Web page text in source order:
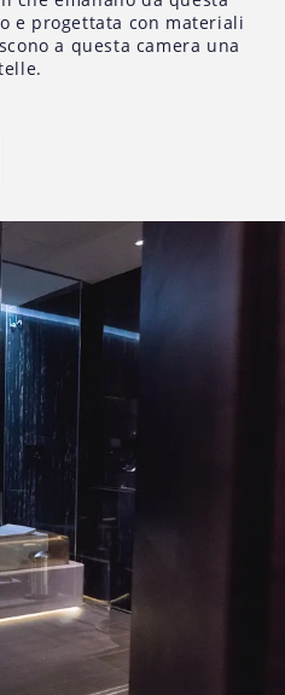
e progettata con materiali
a questa camera una